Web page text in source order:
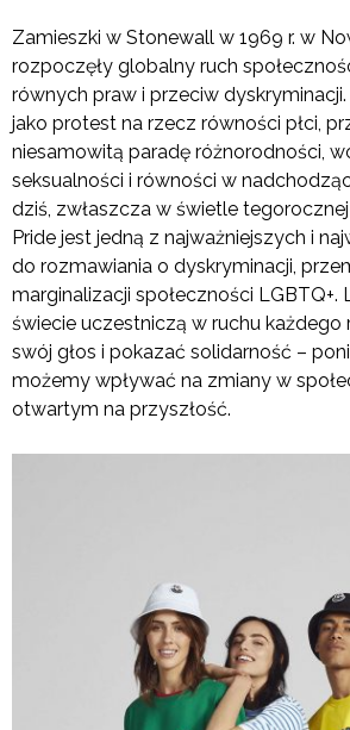
Zamieszki w Stonewall w 1969 r. w
rozpoczęły globalny ruch
równych praw i przeciw dyskryminacji.
jako protest na rzecz równości płci,
niesamowitą paradę różnorodności,
seksualności i równości w
dziś, zwłaszcza w świetle
Pride jest jedną z najważniejszych i
do rozmawiania o dyskryminacji,
marginalizacji społeczności LGBTQ+.
świecie uczestniczą w ruchu każdego
swój głos i pokazać solidarność –
możemy wpływać na zmiany w
otwartym na przyszłość.